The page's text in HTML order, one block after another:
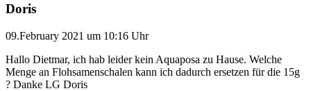
Doris
09.February 2021 um 10:16 Uhr
Hallo Dietmar, ich hab leider kein Aquaposa zu Hause. Welche
Menge an Flohsamenschalen kann ich dadurch ersetzen für die 15g
? Danke LG Doris